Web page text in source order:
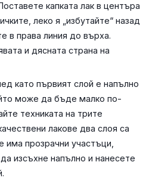
капката лак в центъра
леко я „избутайте“ назад
в права линия до върха.
и дясната страна на
като първият слой е напълно
може да бъде малко по-
техниката на трите
лакове два слоя са
има прозрачни участъци,
изсъхне напълно и нанесете